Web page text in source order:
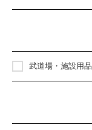
武道場・施設用品